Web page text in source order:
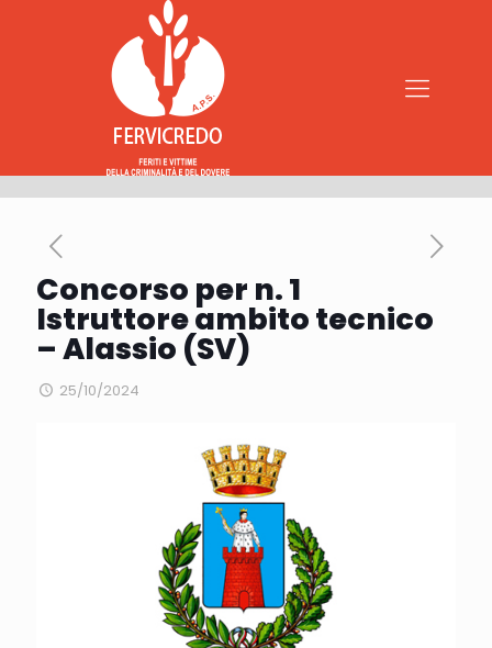
Concorso per n. 1
Istruttore ambito tecnico
– Alassio (SV)
25/10/2024